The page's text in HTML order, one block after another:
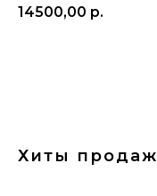
14500,00 р.
Хиты продаж